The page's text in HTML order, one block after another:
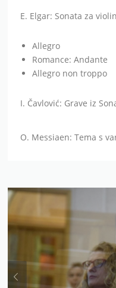
E. Elgar: Sonata za
Allegro
Romance: Andante
Allegro non troppo
I. Čavlović: Grave iz
O. Messiaen: Tema s